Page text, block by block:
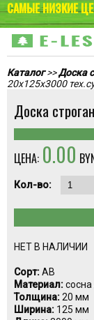
САМЫЕ НИЗКИЕ
Каталог>>Доска
20x125x3000
Доска
ЦЕНА: 0.00
Кол-во:
НЕТ В НАЛИЧИИ
Сорт:AB
Материал:
Толщина:20 мм
Ширина: 125 мм